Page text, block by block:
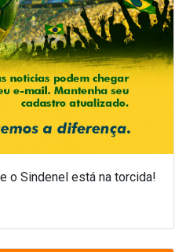
o Sindenel está na torcida!